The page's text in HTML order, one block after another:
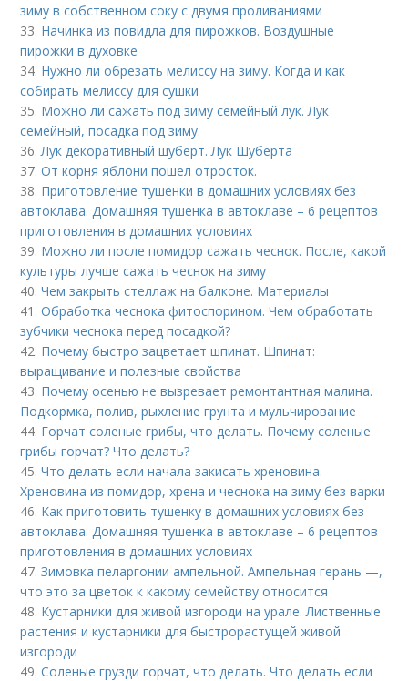
зиму в собственном соку с двумя проливаниями
33. Начинка из повидла для пирожков. Воздушные
пирожки в духовке
34. Нужно ли обрезать мелиссу на зиму. Когда и как
собирать мелиссу для сушки
35. Можно ли сажать под зиму семейный лук. Лук
семейный, посадка под зиму.
36.Лук декоративный шуберт. Лук Шуберта
37.От корня яблони пошел отросток.
38. Приготовление тушенки в домашних условиях без
автоклава. Домашняя тушенка в автоклаве – 6 рецептов
приготовления в домашних условиях
39. Можно ли после помидор сажать чеснок. После, какой
культуры лучше сажать чеснок на зиму
40.Чем закрыть стеллаж на балконе. Материалы
41.Обработка чеснока фитоспорином. Чем обработать
зубчики чеснока перед посадкой?
42. Почему быстро зацветает шпинат. Шпинат:
выращивание и полезные свойства
43. Почему осенью не вызревает ремонтантная малина.
Подкормка, полив, рыхление грунта и мульчирование
44. Горчат соленые грибы, что делать. Почему соленые
грибы горчат? Что делать?
45.Что делать если начала закисать хреновина.
Хреновина из помидор, хрена и чеснока на зиму без варки
46. Как приготовить тушенку в домашних условиях без
автоклава. Домашняя тушенка в автоклаве – 6 рецептов
приготовления в домашних условиях
47.Зимовка пеларгонии ампельной. Ампельная герань —,
что это за цветок к какому семейству относится
48. Кустарники для живой изгороди на урале. Лиственные
растения и кустарники для быстрорастущей живой
изгороди
49.Соленые грузди горчат, что делать. Что делать если